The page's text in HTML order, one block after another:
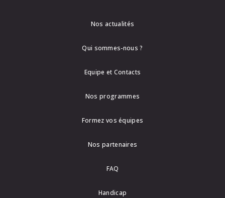
Nos actualités
Qui sommes-nous ?
Equipe et Contacts
Nos programmes
Formez vos équipes
Nos partenaires
FAQ
Handicap